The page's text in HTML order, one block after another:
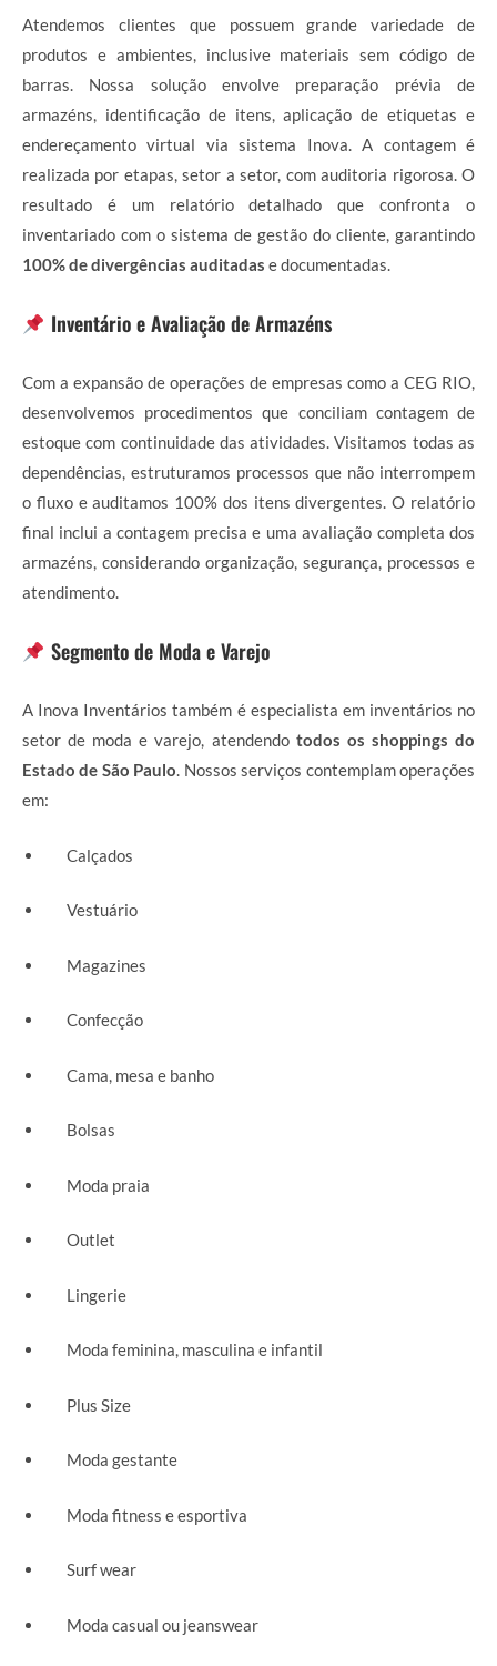
Atendemos clientes que possuem grande variedade de
produtos e ambientes, inclusive materiais sem código de
barras. Nossa solução envolve preparação prévia de
armazéns, identificação de itens, aplicação de etiquetas e
endereçamento virtual via sistema Inova. A contagem é
realizada por etapas, setor a setor, com auditoria rigorosa. O
resultado é um relatório detalhado que confronta o
inventariado com o sistema de gestão do cliente, garantindo
100% de divergências auditadas e documentadas.
Inventário e Avaliação de Armazéns
Com a expansão de operações de empresas como a CEG RIO,
desenvolvemos procedimentos que conciliam contagem de
estoque com continuidade das atividades. Visitamos todas as
dependências, estruturamos processos que não interrompem
o fluxo e auditamos 100% dos itens divergentes. O relatório
final inclui a contagem precisa e uma avaliação completa dos
armazéns, considerando organização, segurança, processos e
atendimento.
Segmento de Moda e Varejo
A Inova Inventários também é especialista em inventários no
setor de moda e varejo, atendendo todos os shoppings do
Estado de São Paulo. Nossos serviços contemplam operações
em:
Calçados
Vestuário
Magazines
Confecção
Cama, mesa e banho
Bolsas
Moda praia
Outlet
Lingerie
Moda feminina, masculina e infantil
Plus Size
Moda gestante
Moda fitness e esportiva
Surf wear
Moda casual ou jeanswear